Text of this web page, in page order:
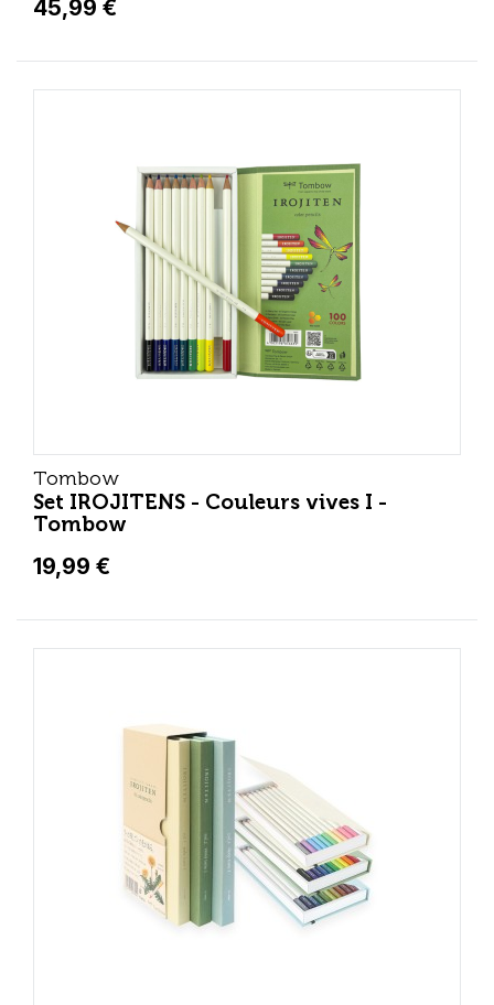
45,99 €
Tombow
Set IROJITENS - Couleurs vives I -
Tombow
19,99 €